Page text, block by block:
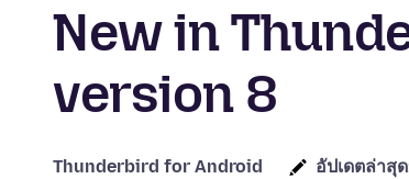
New in
version 8
Thunderbird for Android อัปเดตล่าสุ